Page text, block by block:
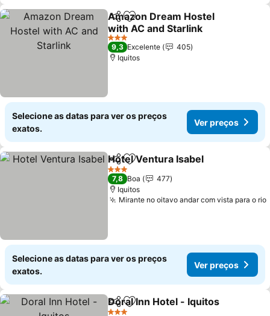
PartilharAdicionar aos favoritos
Amazon Dream Hostel
with AC and Starlink
3 Estrelas
9,3 Excelente
405
Iquitos
Selecione as datas para ver os preços
exatos.
Ver preços
PartilharAdicionar aos favoritos
Hotel Ventura Isabel
3 Estrelas
7,8 Boa
477
Iquitos
Mirante no oitavo andar com vista para o rio
Selecione as datas para ver os preços
exatos.
Ver preços
PartilharAdicionar aos favoritos
Doral Inn Hotel - Iquitos